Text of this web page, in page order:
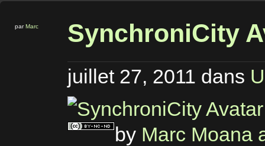
parMarc SynchroniCity
juillet 27, 2011 dans
by Marc Moana